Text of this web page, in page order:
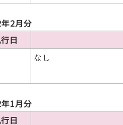
2月分
日
なし
1月分
日